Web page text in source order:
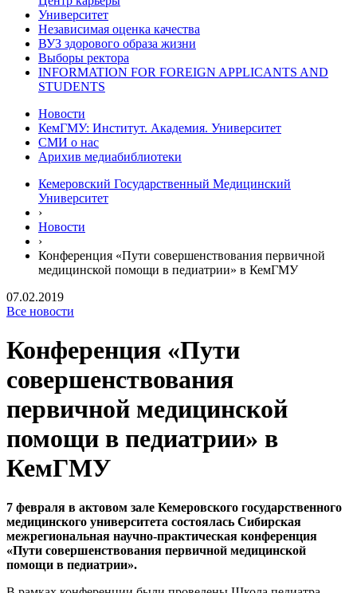
Университет
Независимая оценка качества
ВУЗ здорового образа жизни
Выборы ректора
INFORMATION FOR FOREIGN APPLICANTS AND
STUDENTS
Новости
КемГМУ: Институт. Академия. Университет
СМИ о нас
Арихив медиабиблиотеки
Кемеровский Государственный Медицинский
Университет
›
Новости
›
Конференция «Пути совершенствования первичной
медицинской помощи в педиатрии» в КемГМУ
07.02.2019
Все новости
Конференция «Пути
совершенствования
первичной медицинской
помощи в педиатрии» в
КемГМУ
7 февраля в актовом зале Кемеровского государственного
медицинского университета состоялась Сибирская
межрегиональная научно-практическая конференция
«Пути совершенствования первичной медицинской
помощи в педиатрии».